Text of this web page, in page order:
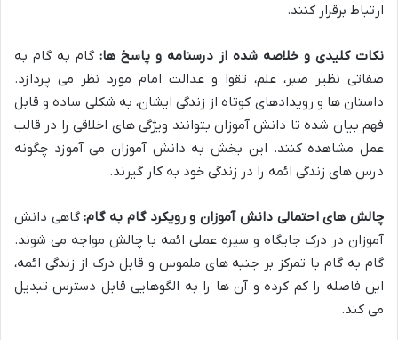
ارتباط برقرار کنند.
نکات کلیدی و خلاصه شده از درسنامه و پاسخ ها: گام به گام به
صفاتی نظیر صبر، علم، تقوا و عدالت امام مورد نظر می پردازد.
داستان ها و رویدادهای کوتاه از زندگی ایشان، به شکلی ساده و قابل
فهم بیان شده تا دانش آموزان بتوانند ویژگی های اخلاقی را در قالب
عمل مشاهده کنند. این بخش به دانش آموزان می آموزد چگونه
درس های زندگی ائمه را در زندگی خود به کار گیرند.
چالش های احتمالی دانش آموزان و رویکرد گام به گام:گاهی دانش
آموزان در درک جایگاه و سیره عملی ائمه با چالش مواجه می شوند.
گام به گام با تمرکز بر جنبه های ملموس و قابل درک از زندگی ائمه،
این فاصله را کم کرده و آن ها را به الگوهایی قابل دسترس تبدیل
می کند.